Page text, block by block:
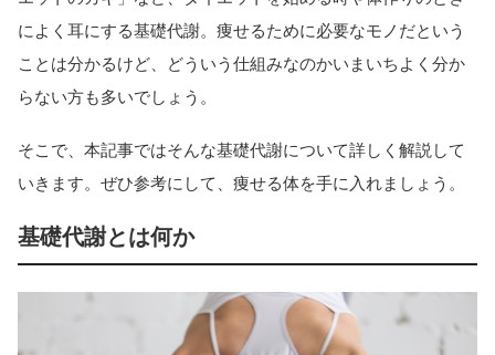
によく耳にする基礎代謝。痩せるために必要なモノだという
ことは分かるけど、どういう仕組みなのかいまいちよく分か
らない方も多いでしょう。
そこで、本記事ではそんな基礎代謝について詳しく解説して
いきます。ぜひ参考にして、痩せる体を手に入れましょう。
基礎代謝とは何か